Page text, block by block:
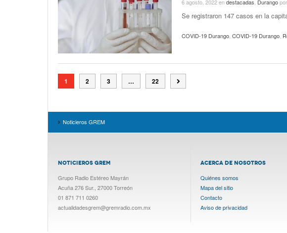
6 agosto, 2022endestacadas Durangopor
Se registraron 147 casos en la
COVID-19 Durango COVID-19 Durango
1 2 3 … 22
Noticieros GREM
NOTICIEROS GREM
Grupo Radio Estéreo Mayrán
Acuña 276 Sur., 27000 Torreón
01 871 711 0260
actualidadesgrem@gremradio.com.mx
ACERCA DE NOSOTROS
Quiénes somos
Mapa del sitio
Contacto
Aviso de privacidad